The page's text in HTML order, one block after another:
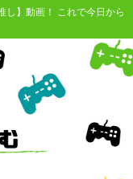
し】動画！ これで今日から